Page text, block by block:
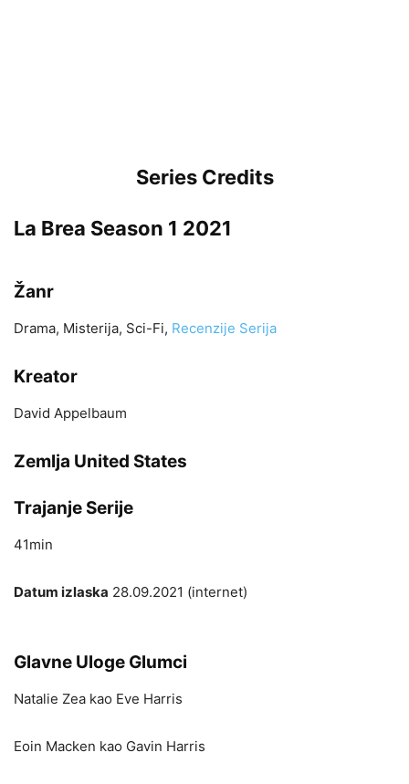
Series Credits
La Brea Season 1 2021
Žanr
Drama, Misterija, Sci-Fi, Recenzije Serija
Kreator
David Appelbaum
Zemlja United States
Trajanje Serije
41min
Datum izlaska 28.09.2021 (internet)
Glavne Uloge Glumci
Natalie Zea kao Eve Harris
Eoin Macken kao Gavin Harris